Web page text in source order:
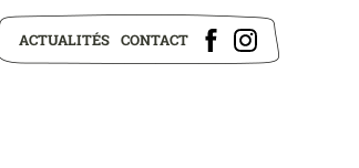
ACTUALITÉS CONTACT